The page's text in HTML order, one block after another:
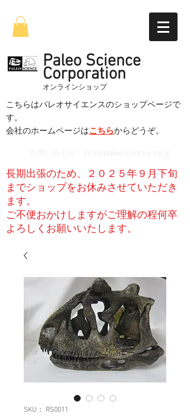
Paleo Science
Corporation
​オンラインショップ
こちらはパレオサイエンスのショップページで
す。
​会社のホームページはこちらからどうぞ。
長期出張のため、２０２５年９月下旬
までショップをお休みさせていただき
ます。
​ご不便おかけしますがご理解の程何卒
よろしくお願いいたします。
SKU： RS0011